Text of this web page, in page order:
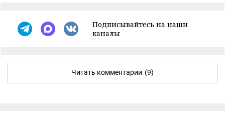
Подписывайтесь на наши
каналы
Читать комментарии (9)